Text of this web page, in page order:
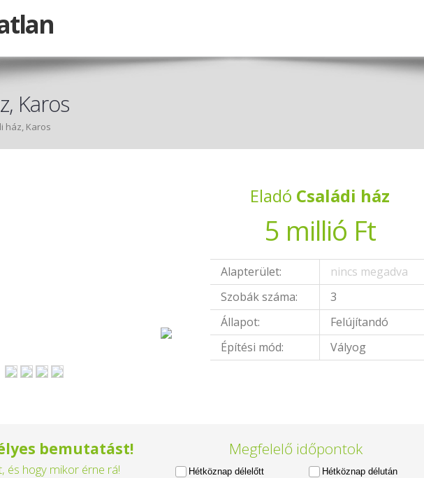
Karos
ház, Karos
Eladó Családi ház
5 millió Ft
Alapterület:
nincs megadva
Szobák száma:
3
Állapot:
Felújítandó
Építési mód:
Vályog
bemutatást!
és hogy mikor érne rá!
Megfelelő időpontok
Hétköznap délelőtt
Hétköznap délután